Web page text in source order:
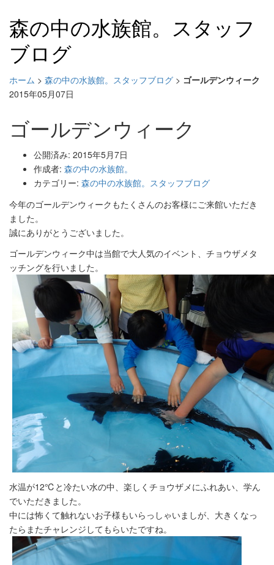
森の中の水族館。スタッフ
ブログ
ホーム > 森の中の水族館。スタッフブログ > ゴールデンウィーク
2015年05月07日
ゴールデンウィーク
公開済み: 2015年5月7日
作成者: 森の中の水族館。
カテゴリー: 森の中の水族館。スタッフブログ
今年のゴールデンウィークもたくさんのお客様にご来館いただき
ま した。
誠にありがとうございました。
ゴールデンウィーク中は当館で大人気のイベント、 チョウザメタ
ッチングを行いました。
水温が12℃と冷たい水の中、楽しくチョウザメにふれあい、 学ん
でいただきました。
中には怖くて触れないお子様もいらっしゃいましが、 大きくなっ
たらまたチャレンジしてもらいたですね。